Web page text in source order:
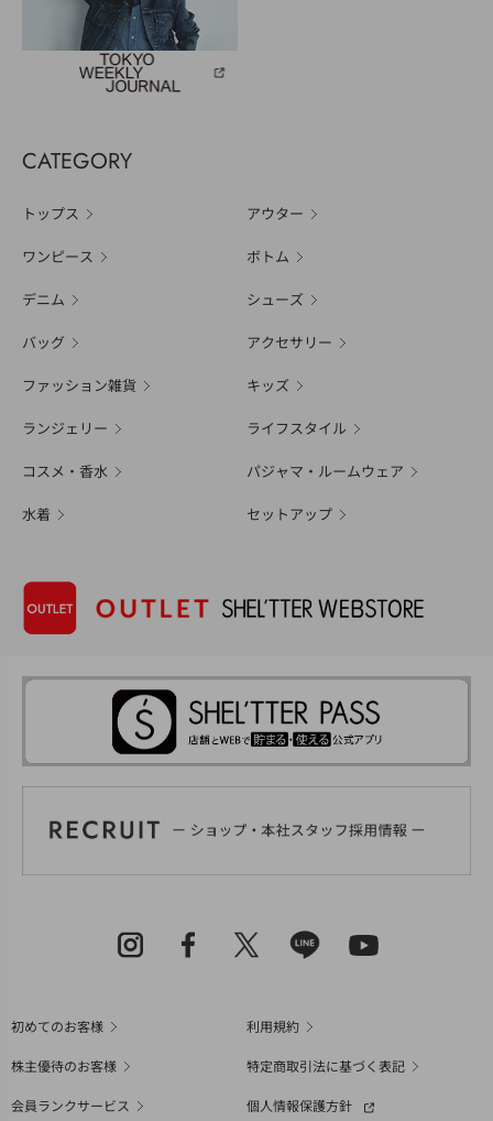
CATEGORY
トップス アウター
ワンピース ボトム
デニム シューズ
バッグ アクセサリー
ファッション雑貨 キッズ
ランジェリー ライフスタイル
コスメ・香水 パジャマ・ルームウェア
水着 セットアップ
初めてのお客様
利用規約
株主優待のお客様
特定商取引法に基づく表記
会員ランクサービス
個人情報保護方針